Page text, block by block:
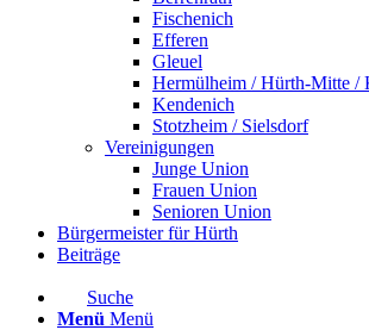
Fischenich
Efferen
Gleuel
Hermülheim / Hürth-Mitte /
Kendenich
Stotzheim / Sielsdorf
Vereinigungen
Junge Union
Frauen Union
Senioren Union
Bürgermeister für Hürth
Beiträge
Suche
Menü Menü